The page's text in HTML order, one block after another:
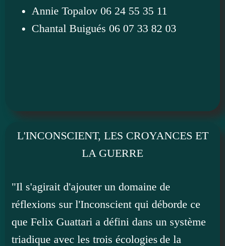
Annie Topalov 06 24 55 35 11
Chantal Buigués 06 07 33 82 03
L'INCONSCIENT, LES CROYANCES ET
LA GUERRE
"Il s'agirait d'ajouter un domaine de
réflexions sur l'Inconscient qui déborde ce
que Felix Guattari a défini dans un système
triadique avec les trois écologies de la